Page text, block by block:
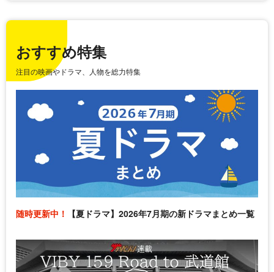
おすすめ特集
注目の映画やドラマ、人物を総力特集
随時更新中！ 【夏ドラマ】2026年7月期の新ドラマまとめ一覧